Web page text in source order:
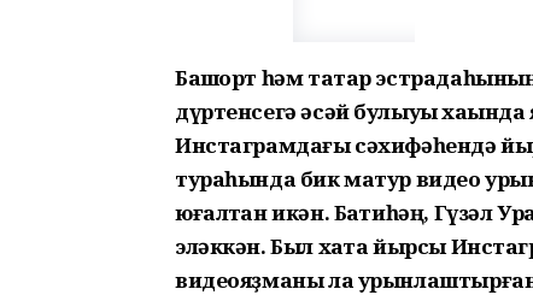
Башҡорт һәм татар
дүртенсегә әсәй булыуы хаҡында
Инстаграмдағы сәхифәһендә
тураһында бик матур видео
юғалтҡан икән. Баҡтиһәң, Гүзәл
эләккән. Был хаҡта йырсы
видеояҙманы ла